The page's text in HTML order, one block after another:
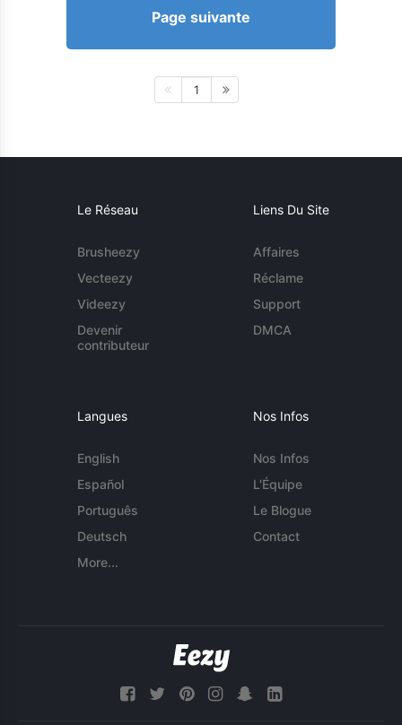
Page suivante
1
Le Réseau
Brusheezy
Vecteezy
Videezy
Devenir
contributeur
Liens Du Site
Affaires
Réclame
Support
DMCA
Langues
English
Español
Português
Deutsch
More...
Nos Infos
Nos Infos
L'Équipe
Le Blogue
Contact